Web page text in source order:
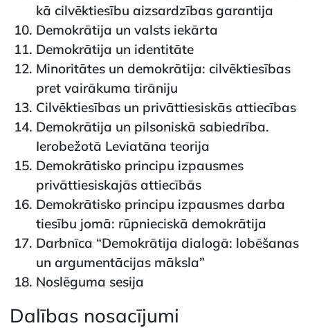
kā cilvēktiesību aizsardzības garantija
Demokrātija un valsts iekārta
Demokrātija un identitāte
Minoritātes un demokrātija: cilvēktiesības
pret vairākuma tirāniju
Cilvēktiesības un privāttiesiskās attiecības
Demokrātija un pilsoniskā sabiedrība.
Ierobežotā Leviatāna teorija
Demokrātisko principu izpausmes
privāttiesiskajās attiecībās
Demokrātisko principu izpausmes darba
tiesību jomā: rūpnieciskā demokrātija
Darbnīca “Demokrātija dialogā: lobēšanas
un argumentācijas māksla”
Noslēguma sesija
Dalības nosacījumi